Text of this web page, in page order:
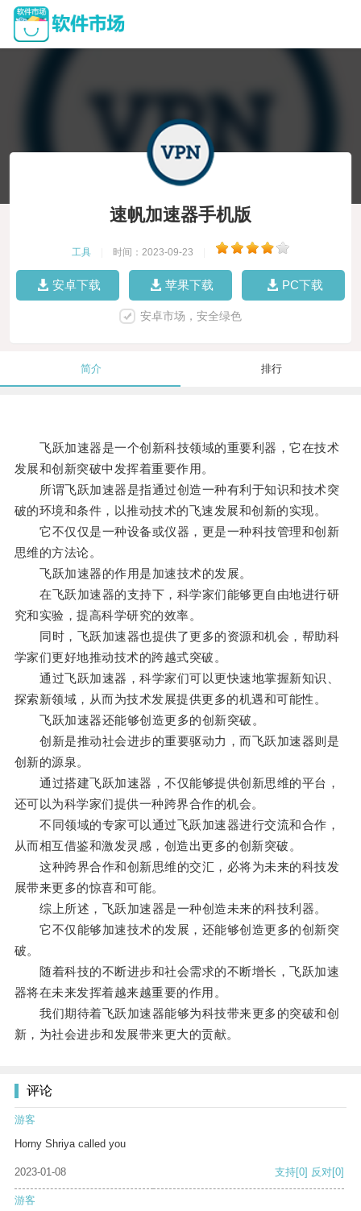
速帆加速器手机版
工具 时间：2023-09-23
安卓下载 苹果下载 PC下载
安卓市场，安全绿色
简介 排行
飞跃加速器是一个创新科技领域的重要利器，它在技术
发展和创新突破中发挥着重要作用。
所谓飞跃加速器是指通过创造一种有利于知识和技术突
破的环境和条件，以推动技术的飞速发展和创新的实现。
它不仅仅是一种设备或仪器，更是一种科技管理和创新
思维的方法论。
飞跃加速器的作用是加速技术的发展。
在飞跃加速器的支持下，科学家们能够更自由地进行研
究和实验，提高科学研究的效率。
同时，飞跃加速器也提供了更多的资源和机会，帮助科
学家们更好地推动技术的跨越式突破。
通过飞跃加速器，科学家们可以更快速地掌握新知识、
探索新领域，从而为技术发展提供更多的机遇和可能性。
飞跃加速器还能够创造更多的创新突破。
创新是推动社会进步的重要驱动力，而飞跃加速器则是
创新的源泉。
通过搭建飞跃加速器，不仅能够提供创新思维的平台，
还可以为科学家们提供一种跨界合作的机会。
不同领域的专家可以通过飞跃加速器进行交流和合作，
从而相互借鉴和激发灵感，创造出更多的创新突破。
这种跨界合作和创新思维的交汇，必将为未来的科技发
展带来更多的惊喜和可能。
综上所述，飞跃加速器是一种创造未来的科技利器。
它不仅能够加速技术的发展，还能够创造更多的创新突
破。
随着科技的不断进步和社会需求的不断增长，飞跃加速
器将在未来发挥着越来越重要的作用。
我们期待着飞跃加速器能够为科技带来更多的突破和创
新，为社会进步和发展带来更大的贡献。
评论
游客
Horny Shriya called you
2023-01-08 支持[0] 反对[0]
游客